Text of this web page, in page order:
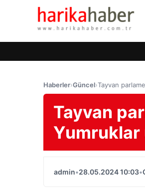
Haberler›Güncel›Tayvan
Tayvan
Yumruklar
admin•28.05.2024 10:03•